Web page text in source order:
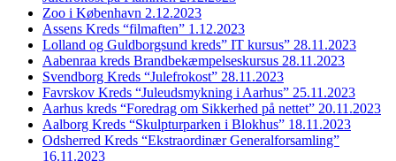
Zoo i København 2.12.2023
Assens Kreds “filmaften” 1.12.2023
Lolland og Guldborgsund kreds” IT kursus” 28.11.2023
Aabenraa kreds Brandbekæmpelseskursus 28.11.2023
Svendborg Kreds “Julefrokost” 28.11.2023
Favrskov Kreds “Juleudsmykning i Aarhus” 25.11.2023
Aarhus kreds “Foredrag om Sikkerhed på nettet” 20.11.2023
Aalborg Kreds “Skulpturparken i Blokhus” 18.11.2023
Odsherred Kreds “Ekstraordinær Generalforsamling”
16.11.2023